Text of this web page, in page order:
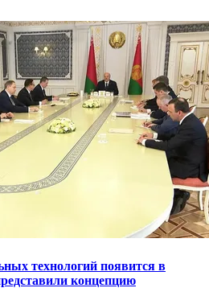
технологий появится в
концепцию